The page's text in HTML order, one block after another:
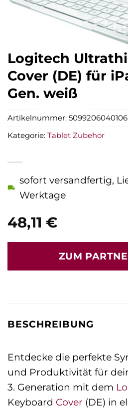
Logitech
Cover (DE) für
Gen. weiß
48,11 €
sofort versandfertig,
Werktage
ZUM
Artikelnummer: 5099206040106
Kategorie: Tablet Zubehör
BESCHREIBUNG
Entdecke die perfekte
und Produktivität für
3. Generation mit dem
Keyboard Cover (DE) in